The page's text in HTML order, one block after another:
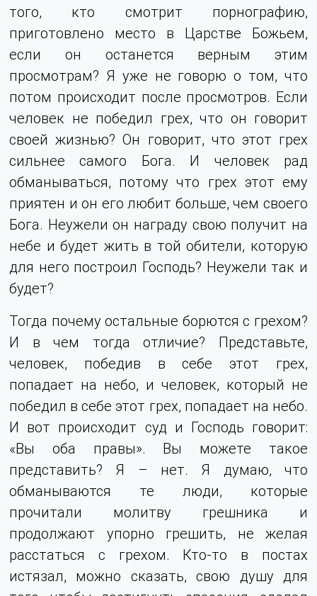
того, кто смотрит порнографию,
приготовлено место в Царстве Божьем,
если он останется верным этим
просмотрам? Я уже не говорю о том, что
потом происходит после просмотров. Если
человек не победил грех, что он говорит
своей жизнью? Он говорит, что этот грех
сильнее самого Бога. И человек рад
обманываться, потому что грех этот ему
приятен и он его любит больше, чем своего
Бога. Неужели он награду свою получит на
небе и будет жить в той обители, которую
для него построил Господь? Неужели так и
будет?
Тогда почему остальные борются с грехом?
И в чем тогда отличие? Представьте,
человек, победив в себе этот грех,
попадает на небо, и человек, который не
победил в себе этот грех, попадает на небо.
И вот происходит суд и Господь говорит:
«Вы оба правы». Вы можете такое
представить? Я – нет. Я думаю, что
обманываются те люди, которые
прочитали молитву грешника и
продолжают упорно грешить, не желая
расстаться с грехом. Кто-то в постах
истязал, можно сказать, свою душу для